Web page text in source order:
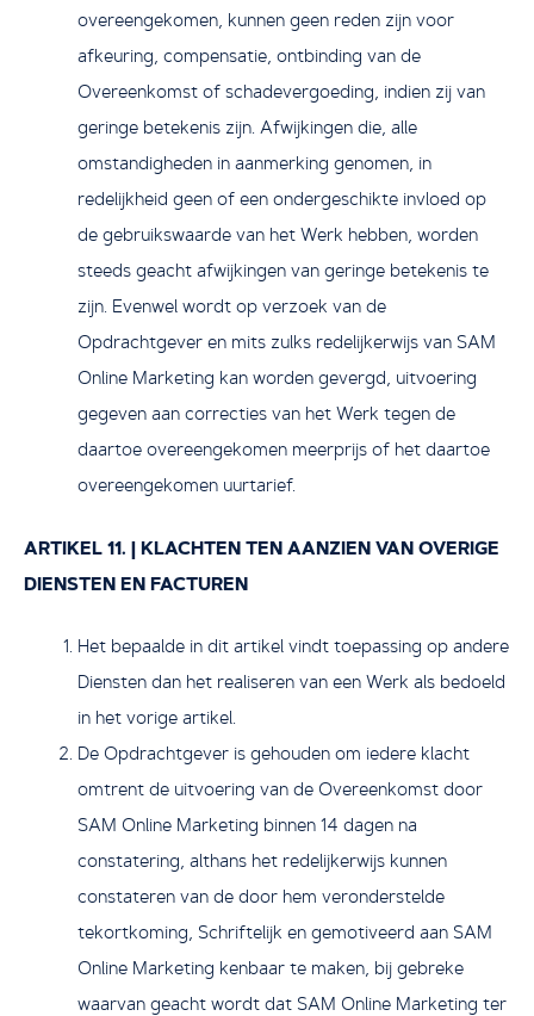
overeengekomen, kunnen geen reden zijn voor
afkeuring, compensatie, ontbinding van de
Overeenkomst of schadevergoeding, indien zij van
geringe betekenis zijn. Afwijkingen die, alle
omstandigheden in aanmerking genomen, in
redelijkheid geen of een ondergeschikte invloed op
de gebruikswaarde van het Werk hebben, worden
steeds geacht afwijkingen van geringe betekenis te
zijn. Evenwel wordt op verzoek van de
Opdrachtgever en mits zulks redelijkerwijs van SAM
Online Marketing kan worden gevergd, uitvoering
gegeven aan correcties van het Werk tegen de
daartoe overeengekomen meerprijs of het daartoe
overeengekomen uurtarief.
ARTIKEL 11. | KLACHTEN TEN AANZIEN VAN OVERIGE
DIENSTEN EN FACTUREN
Het bepaalde in dit artikel vindt toepassing op andere
Diensten dan het realiseren van een Werk als bedoeld
in het vorige artikel.
De Opdrachtgever is gehouden om iedere klacht
omtrent de uitvoering van de Overeenkomst door
SAM Online Marketing binnen 14 dagen na
constatering, althans het redelijkerwijs kunnen
constateren van de door hem veronderstelde
tekortkoming, Schriftelijk en gemotiveerd aan SAM
Online Marketing kenbaar te maken, bij gebreke
waarvan geacht wordt dat SAM Online Marketing ter